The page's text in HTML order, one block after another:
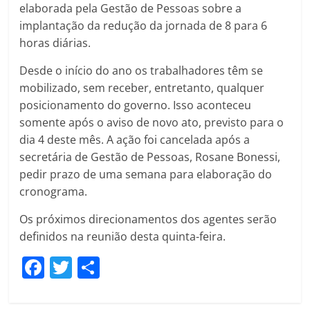
elaborada pela Gestão de Pessoas sobre a
implantação da redução da jornada de 8 para 6
horas diárias.
Desde o início do ano os trabalhadores têm se
mobilizado, sem receber, entretanto, qualquer
posicionamento do governo. Isso aconteceu
somente após o aviso de novo ato, previsto para o
dia 4 deste mês. A ação foi cancelada após a
secretária de Gestão de Pessoas, Rosane Bonessi,
pedir prazo de uma semana para elaboração do
cronograma.
Os próximos direcionamentos dos agentes serão
definidos na reunião desta quinta-feira.
F T